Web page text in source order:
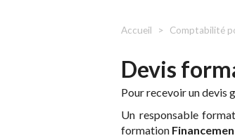
Accueil Comptabilité
Devis
Pour recevoir un devis
Un responsable
formation